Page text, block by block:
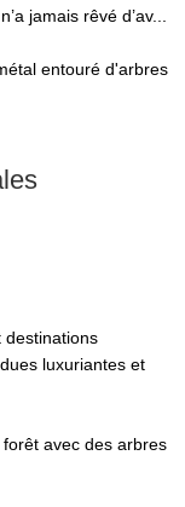
jamais rêvé d’av...
destinations
luxuriantes et